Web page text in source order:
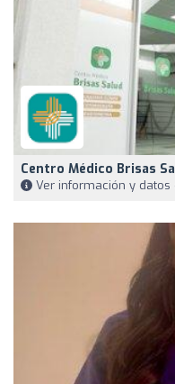
Centro Médico Brisas
Ver información y datos